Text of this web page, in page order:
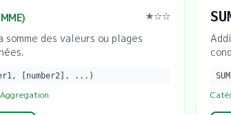
) ★☆☆
somme des valeurs ou plages
[number2], ...)
Aggregation